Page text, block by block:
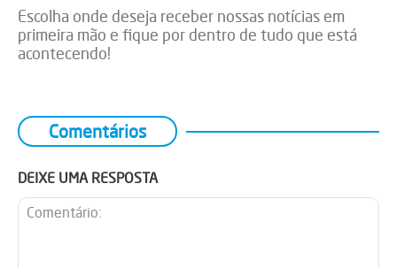
Escolha onde deseja receber nossas notícias em
primeira mão e fique por dentro de tudo que está
acontecendo!
Comentários
DEIXE UMA RESPOSTA